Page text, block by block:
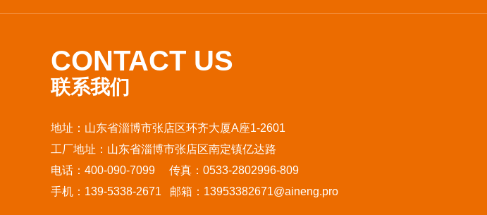
CONTACT US
联系我们
地址：山东省淄博市张店区环齐大厦A座1-2601
工厂地址：山东省淄博市张店区南定镇亿达路
电话：400-090-7099 传真：0533-2802996-809
手机：139-5338-2671 邮箱：13953382671@aineng.pro